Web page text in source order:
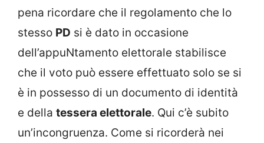
pena ricordare che il regolamento che lo
stesso PD si è dato in occasione
dell’appuNtamento elettorale stabilisce
che il voto può essere effettuato solo se si
è in possesso di un documento di identità
e della tessera elettorale. Qui c’è subito
un’incongruenza. Come si ricorderà nei